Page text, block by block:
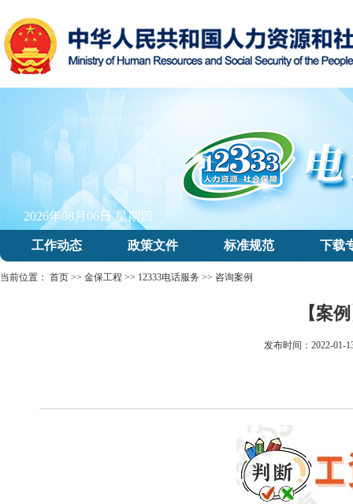
2026年08月06日 星期四
工作动态 政策文件 标准规范 下载
当前位置： 首页 >> 金保工程 >> 12333电话服务 >> 咨询案例
【案
发布时间：2022-01-